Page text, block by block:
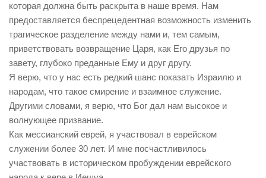
которая должна быть раскрыта в наше время. Нам
предоставляется беспрецедентная возможность изменить
трагическое разделение между нами и, тем самым,
приветствовать возвращение Царя, как Его друзья по
завету, глубоко преданные Ему и друг другу.
Я верю, что у нас есть редкий шанс показать Израилю и
народам, что такое смирение и взаимное служение.
Другими словами, я верю, что Бог дал нам высокое и
волнующее призвание.
Как мессианский еврей, я участвовал в еврейском
служении более 30 лет. И мне посчастливилось
участвовать в историческом пробуждении еврейского